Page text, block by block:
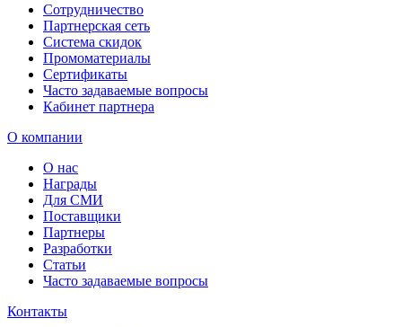
Сотрудничество
Партнерская сеть
Система скидок
Промоматериалы
Сертификаты
Часто задаваемые вопросы
Кабинет партнера
О компании
О нас
Награды
Для СМИ
Поставщики
Партнеры
Разработки
Статьи
Часто задаваемые вопросы
Контакты